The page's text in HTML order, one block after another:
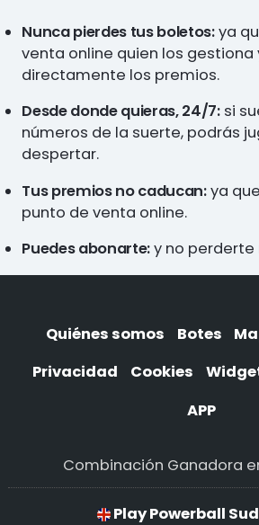
Nunca pierdes tus boletos:ya
venta online quien los gestiona
directamente los premios.
Desde donde quieras, 24/7:si
números de la suerte, podrás
despertar.
Tus premios no caducan:ya
punto de venta online.
Puedes abonarte:y no perderte
Quiénes somos Botes
Privacidad
Cookies
APP
Combinación Ganadora
Play Powerball